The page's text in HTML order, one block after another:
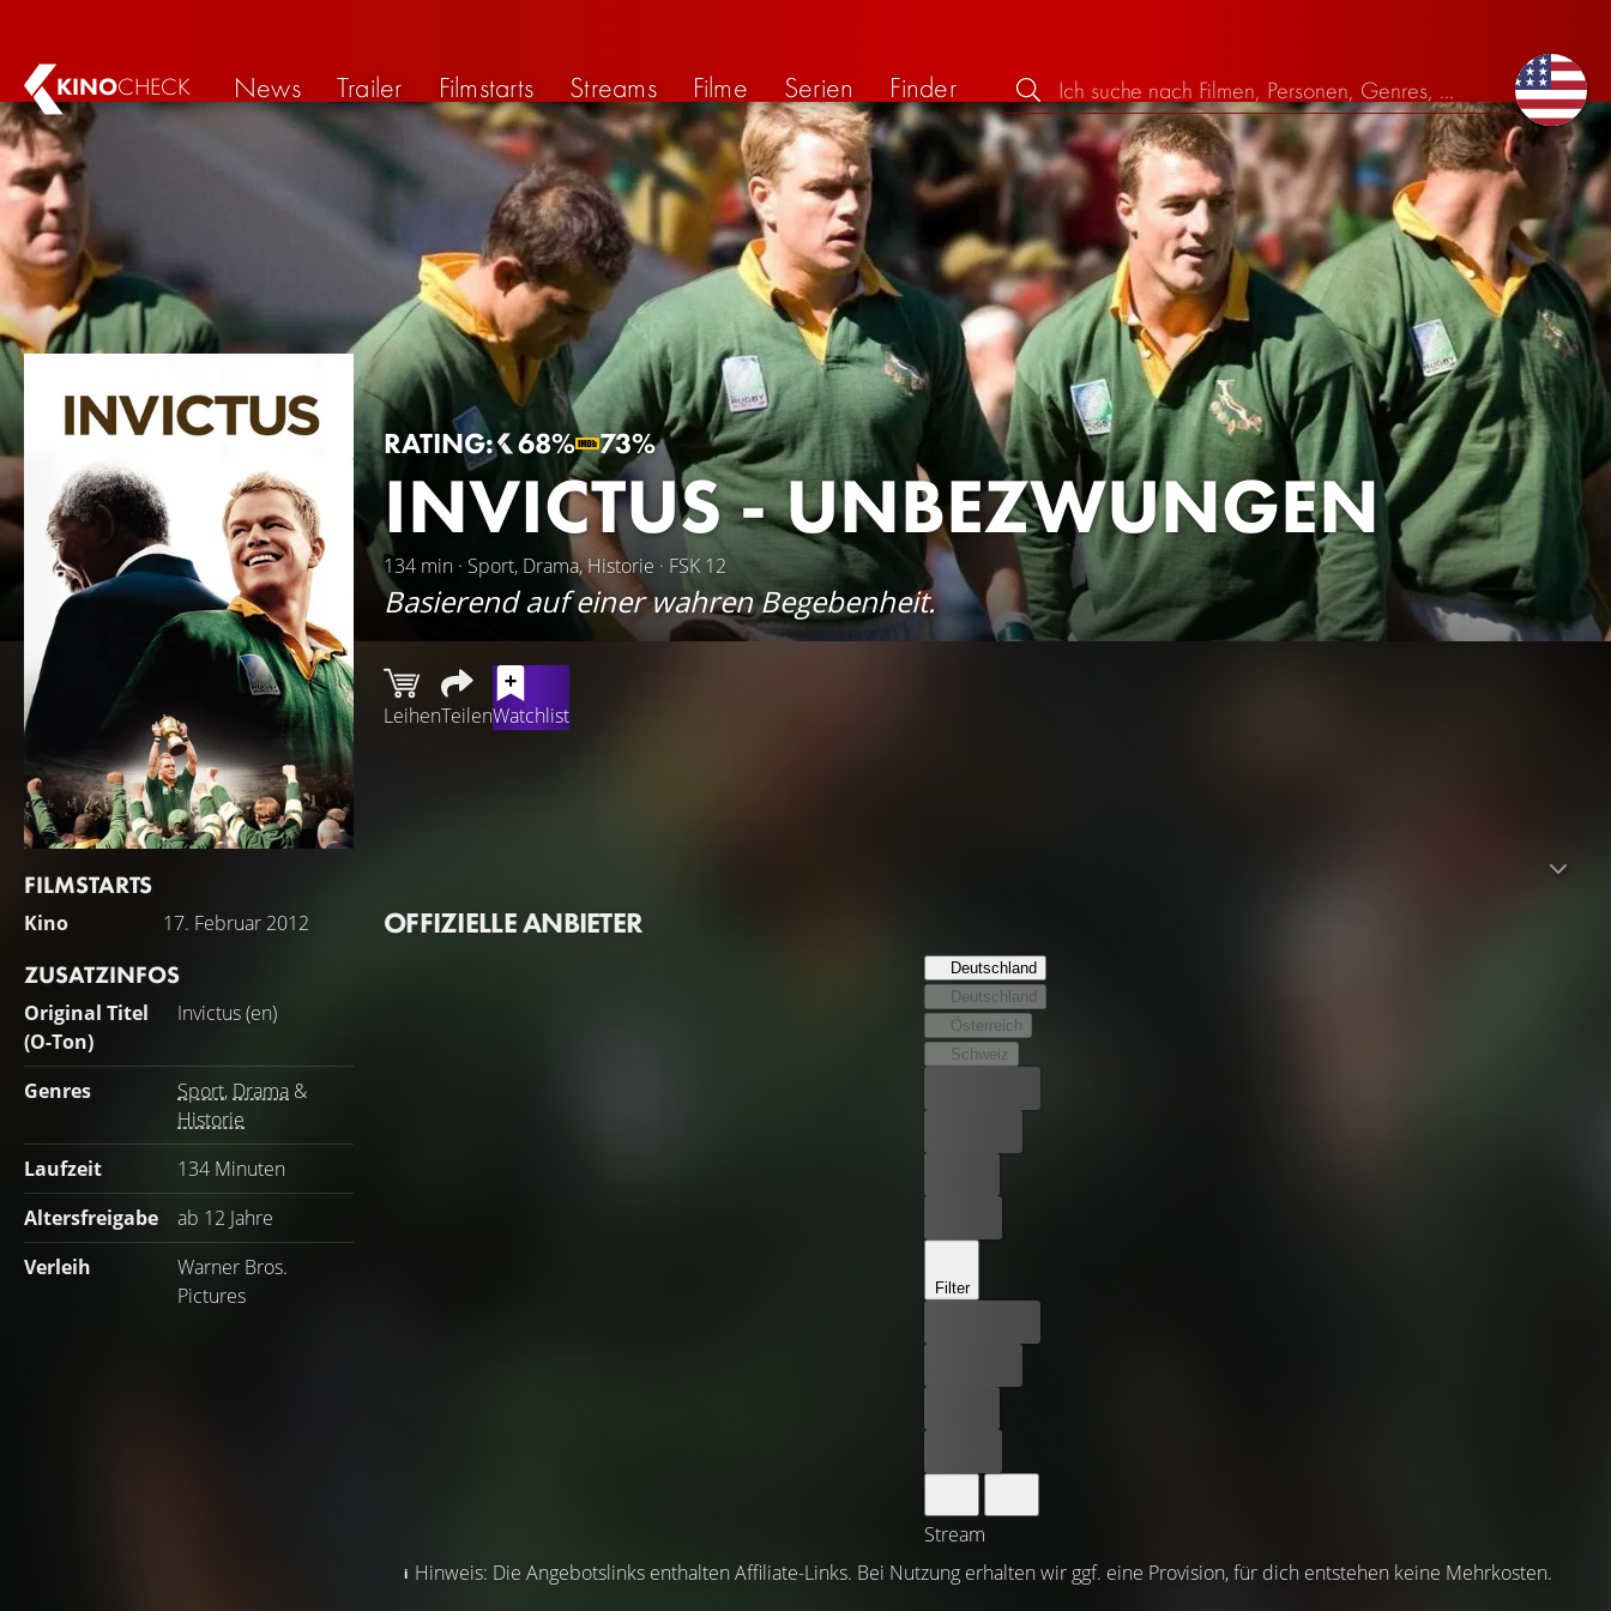
KINOCHECK News Trailer Filmstarts Streams Filme Serien Finder
RATING: 68% 73%
INVICTUS - UNBEZWUNGEN
134 min · Sport, Drama, Historie · FSK 12
Basierend auf einer wahren Begebenheit.
FILMSTARTS
Kino 17. Februar 2012
ZUSATZINFOS
Original Titel
(O-Ton)
Invictus (en)
Genres Sport, Drama &
Historie
Laufzeit
134 Minuten
Altersfreigabe
ab 12 Jahre
Verleih
Warner Bros.
Pictures
LeihenTeilenWatchlist
OFFIZIELLE ANBIETER
Deutschland
Deutschland
Österreich
Schweiz
Filter
Stream
Hinweis: Die Angebotslinks enthalten Affiliate-Links. Bei Nutzung erhalten wir ggf. eine Provision, für dich entstehen keine Mehrkosten.